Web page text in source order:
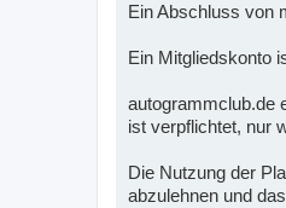
Ein Abschluss von
Ein Mitgliedskonto
autogrammclub.de
ist verpflichtet, nur
Die Nutzung der
abzulehnen und